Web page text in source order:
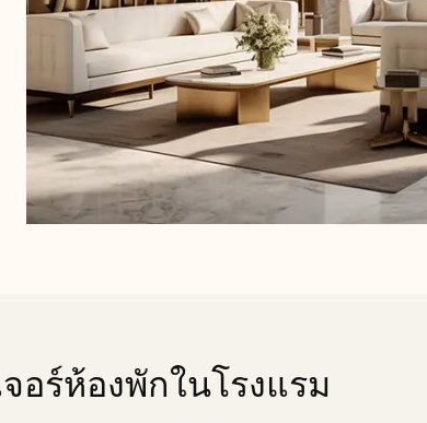
อร์ห้องพักในโรงแรม